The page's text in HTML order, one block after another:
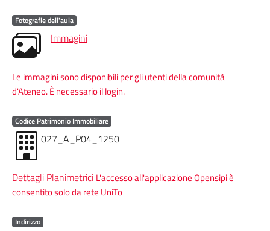
Fotografie dell'aula
Immagini
Le immagini sono disponibili per gli utenti della comunità
d'Ateneo. È necessario il login.
Codice Patrimonio Immobiliare
027_A_P04_1250
Dettagli Planimetrici L'accesso all'applicazione Opensipi è
consentito solo da rete UniTo
Indirizzo